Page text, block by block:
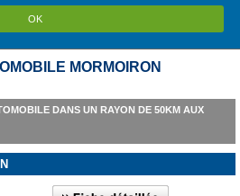
OK
MORMOIRON
DANS UN RAYON DE 50KM AUX